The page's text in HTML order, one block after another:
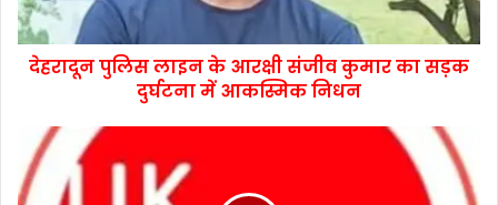
देहरादून पुलिस लाइन के आरक्षी संजीव कुमार का सड़क
दुर्घटना में आकस्मिक निधन